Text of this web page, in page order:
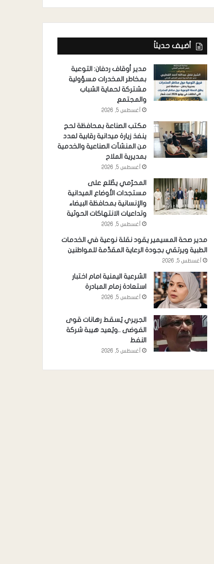
أضيف حديثاً
مدير أوقاف ردفان: التوعية
بمخاطر المخدرات مسؤولية
مشتركة لحماية الشباب
والمجتمع
أغسطس 5, 2026
مكتب الصناعة بمحافظة لحج
ينفذ زيارة ميدانية رقابية لعدد
من المنشآت الصناعية والخدمية
بمديرية الملاح
أغسطس 5, 2026
المحرّمي يطّلع على
مستجدات الأوضاع الميدانية
والإنسانية بمحافظة البيضاء
وتداعيات الانتهاكات الحوثية
أغسطس 5, 2026
مدير صحة المسيمير يقود نقلة نوعية في الخدمات
الطبية ويرتقي بجودة الرعاية المقدَّمة للمواطنين
أغسطس 5, 2026
الشرعية اليمنية امام اختبار
استعادة زمام المبادرة
أغسطس 5, 2026
الجريري يُسقط رهانات قوى
الفوضى ..ويُعيد هيبة شركة
النفط
أغسطس 5, 2026